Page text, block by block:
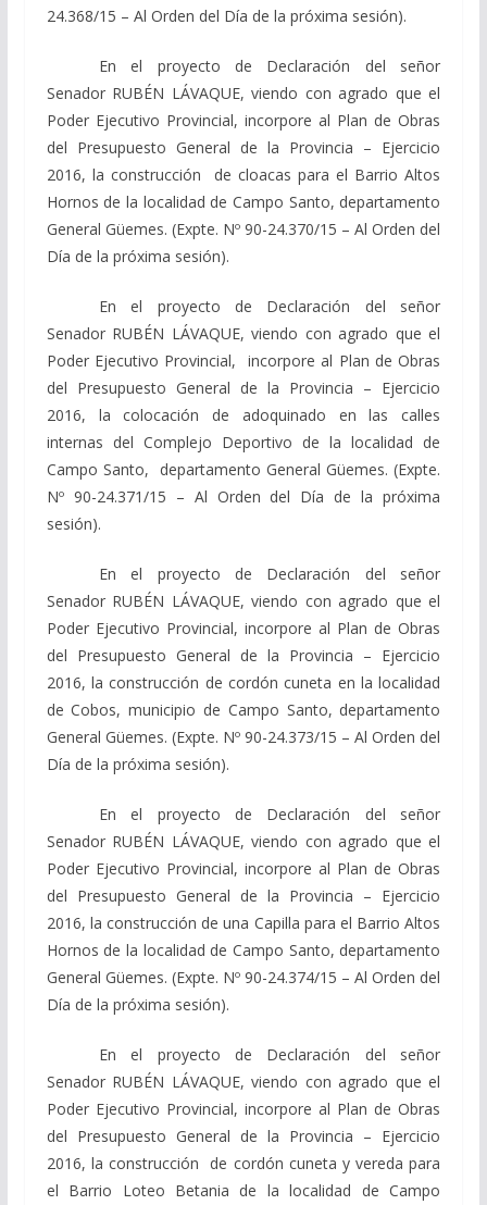
24.368/15 – Al Orden del Día de la próxima sesión).
En el proyecto de Declaración del señor
Senador RUBÉN LÁVAQUE, viendo con agrado que el
Poder Ejecutivo Provincial, incorpore al Plan de Obras
del Presupuesto General de la Provincia – Ejercicio
2016, la construcción de cloacas para el Barrio Altos
Hornos de la localidad de Campo Santo, departamento
General Güemes. (Expte. Nº 90-24.370/15 – Al Orden del
Día de la próxima sesión).
En el proyecto de Declaración del señor
Senador RUBÉN LÁVAQUE, viendo con agrado que el
Poder Ejecutivo Provincial, incorpore al Plan de Obras
del Presupuesto General de la Provincia – Ejercicio
2016, la colocación de adoquinado en las calles
internas del Complejo Deportivo de la localidad de
Campo Santo, departamento General Güemes. (Expte.
Nº 90-24.371/15 – Al Orden del Día de la próxima
sesión).
En el proyecto de Declaración del señor
Senador RUBÉN LÁVAQUE, viendo con agrado que el
Poder Ejecutivo Provincial, incorpore al Plan de Obras
del Presupuesto General de la Provincia – Ejercicio
2016, la construcción de cordón cuneta en la localidad
de Cobos, municipio de Campo Santo, departamento
General Güemes. (Expte. Nº 90-24.373/15 – Al Orden del
Día de la próxima sesión).
En el proyecto de Declaración del señor
Senador RUBÉN LÁVAQUE, viendo con agrado que el
Poder Ejecutivo Provincial, incorpore al Plan de Obras
del Presupuesto General de la Provincia – Ejercicio
2016, la construcción de una Capilla para el Barrio Altos
Hornos de la localidad de Campo Santo, departamento
General Güemes. (Expte. Nº 90-24.374/15 – Al Orden del
Día de la próxima sesión).
En el proyecto de Declaración del señor
Senador RUBÉN LÁVAQUE, viendo con agrado que el
Poder Ejecutivo Provincial, incorpore al Plan de Obras
del Presupuesto General de la Provincia – Ejercicio
2016, la construcción de cordón cuneta y vereda para
el Barrio Loteo Betania de la localidad de Campo